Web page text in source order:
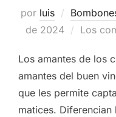
por luis
de 2024
Los
Los amantes de los
amantes del buen
que les permite
matices.